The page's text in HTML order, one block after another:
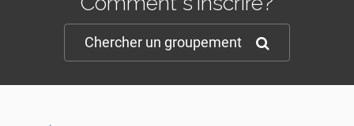
Chercher un groupement